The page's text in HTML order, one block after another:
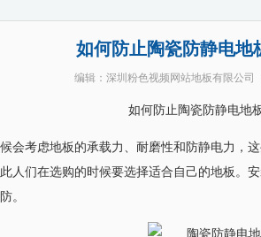
如何防止陶瓷防静电地
编辑： 深圳粉色视频网站地板有限公司
如何防止陶瓷防静电地
会考虑地板的承载力、耐磨性和防静电力，
人们在选购的时候要选择适合自己的地板
。